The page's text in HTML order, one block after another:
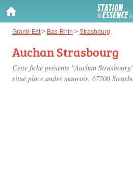
Grand-Est > Bas-Rhin > Strasbourg
Auchan Strasbourg
Cette fiche présente "Auchan
situé place andré maurois, 67200
Gazole :
Disponible
SP 98 :